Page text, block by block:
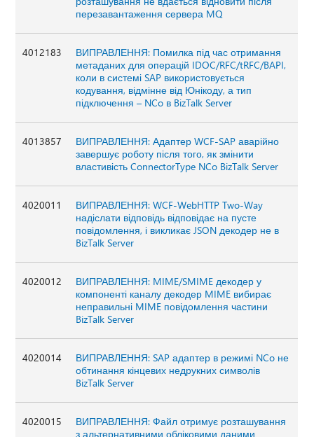
перезавантаження сервера MQ
4012183
ВИПРАВЛЕННЯ: Помилка під час отримання
метаданих для операцій IDOC/RFC/tRFC/BAPI,
коли в системі SAP використовується
кодування, відмінне від Юнікоду, а тип
підключення – NCo в BizTalk Server
4013857
ВИПРАВЛЕННЯ: Адаптер WCF-SAP аварійно
завершує роботу після того, як змінити
властивість ConnectorType NCo BizTalk Server
4020011
ВИПРАВЛЕННЯ: WCF-WebHTTP Two-Way
надіслати відповідь відповідає на пусте
повідомлення, і викликає JSON декодер не в
BizTalk Server
4020012
ВИПРАВЛЕННЯ: MIME/SMIME декодер у
компоненті каналу декодер MIME вибирає
неправильні MIME повідомлення частини
BizTalk Server
4020014
ВИПРАВЛЕННЯ: SAP адаптер в режимі NCo не
обтинання кінцевих недрукних символів
BizTalk Server
4020015
ВИПРАВЛЕННЯ: Файл отримує розташування
з альтернативними обліковими даними